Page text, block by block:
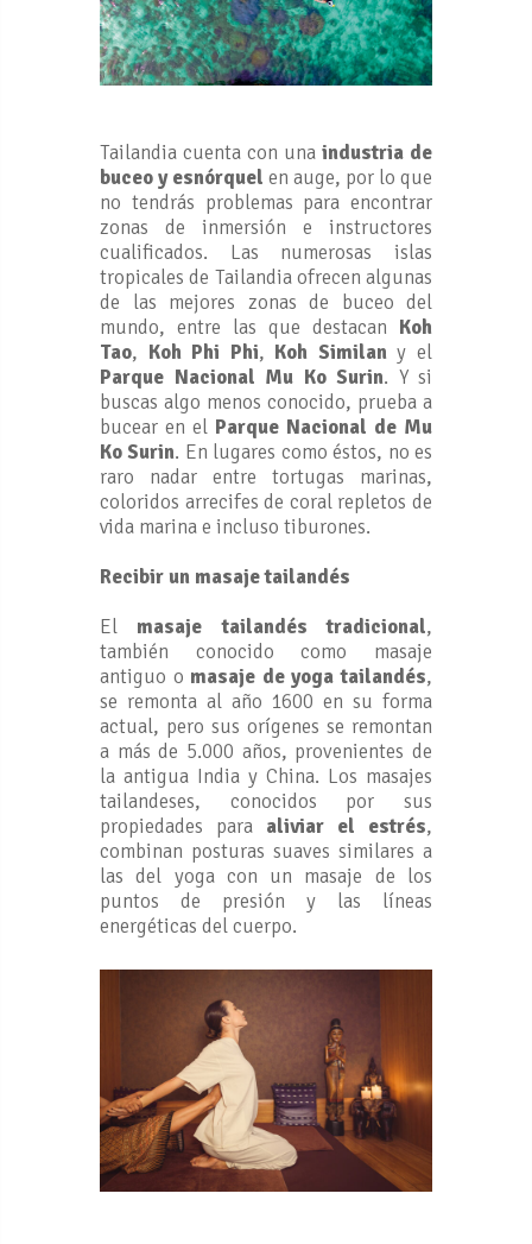
Tailandia cuenta con una industria de
buceo y esnórquel en auge, por lo que
no tendrás problemas para encontrar
zonas de inmersión e instructores
cualificados. Las numerosas islas
tropicales de Tailandia ofrecen algunas
de las mejores zonas de buceo del
mundo, entre las que destacan Koh
Tao, Koh Phi Phi, Koh Similany el
Parque Nacional Mu Ko Surin. Y si
buscas algo menos conocido, prueba a
bucear en el Parque Nacional de Mu
Ko Surin. En lugares como éstos, no es
raro nadar entre tortugas marinas,
coloridos arrecifes de coral repletos de
vida marina e incluso tiburones.
Recibir un masaje tailandés
El masaje tailandés tradicional,
también conocido como masaje
antiguo o masaje de yoga tailandés,
se remonta al año 1600 en su forma
actual, pero sus orígenes se remontan
a más de 5.000 años, provenientes de
la antigua India y China. Los masajes
tailandeses, conocidos por sus
propiedades para aliviar el estrés,
combinan posturas suaves similares a
las del yoga con un masaje de los
puntos de presión y las líneas
energéticas del cuerpo.